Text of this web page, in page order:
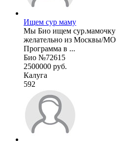
Ищем сур маму
Мы Био ищем
желательно из Москвы/МО
Программа в ...
Био №72615
2500000 руб.
Калуга
592